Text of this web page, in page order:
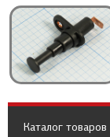
Каталог товаров